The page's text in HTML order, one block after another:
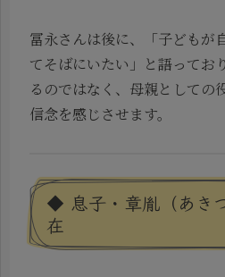
冨永さんは後に、「子どもが
てそばにいたい」と語ってお
るのではなく、母親としての
信念を感じさせます。
◆ 息子・章胤（あき
在